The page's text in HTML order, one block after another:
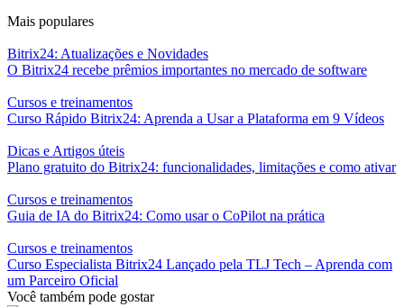
Mais populares
Bitrix24: Atualizações e Novidades
O Bitrix24 recebe prêmios importantes no mercado de software
Cursos e treinamentos
Curso Rápido Bitrix24: Aprenda a Usar a Plataforma em 9 Vídeos
Dicas e Artigos úteis
Plano gratuito do Bitrix24: funcionalidades, limitações e como ativar
Cursos e treinamentos
Guia de IA do Bitrix24: Como usar o CoPilot na prática
Cursos e treinamentos
Curso Especialista Bitrix24 Lançado pela TLJ Tech – Aprenda com
um Parceiro Oficial
Você também pode gostar